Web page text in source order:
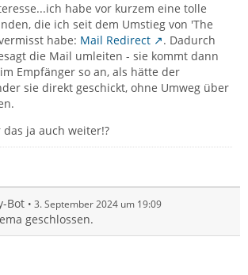
habe vor kurzem eine tolle
die ich seit dem Umstieg von 'The
habe: Mail Redirect
. Dadurch
die Mail umleiten - sie kommt dann
Empfänger so an, als hätte der
sie direkt geschickt, ohne Umweg über
ja auch weiter!?
Bot 3. September 2024 um 19:09
geschlossen.